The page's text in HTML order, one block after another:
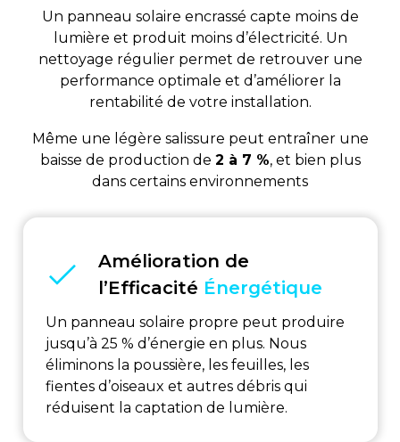
Un panneau solaire encrassé capte moins de
lumière et produit moins d’électricité. Un
nettoyage régulier permet de retrouver une
performance optimale et d’améliorer la
rentabilité de votre installation.
Même une légère salissure peut entraîner une
baisse de production de 2 à 7 %, et bien plus
dans certains environnements
Amélioration de
l’Efficacité Énergétique
Un panneau solaire propre peut produire
jusqu’à 25 % d’énergie en plus. Nous
éliminons la poussière, les feuilles, les
fientes d’oiseaux et autres débris qui
réduisent la captation de lumière.